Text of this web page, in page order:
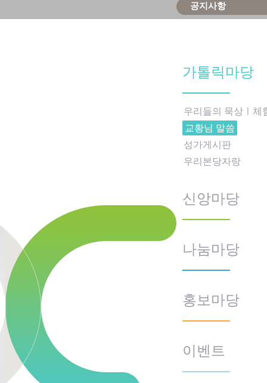
공지사항
가톨릭마당
우리들의 묵상ㅣ체
교황님 말씀
성가게시판
우리본당자랑
신앙마당
나눔마당
홍보마당
이벤트